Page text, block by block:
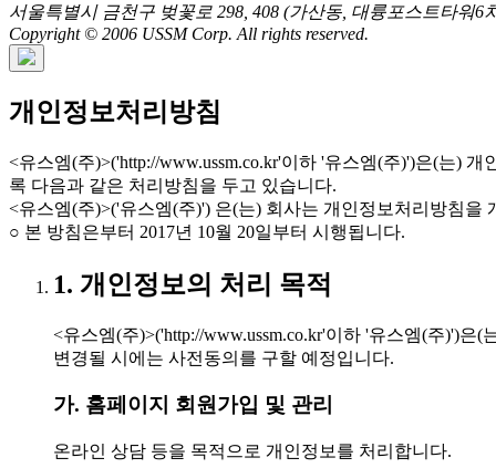
서울특별시 금천구 벚꽃로 298, 408 (가산동, 대륭포스트타워6
Copyright © 2006 USSM Corp. All rights reserved.
개인정보처리방침
<유스엠(주)>('http://www.ussm.co.kr'이하 '유스엠(주)')은(는)
록 다음과 같은 처리방침을 두고 있습니다.
<유스엠(주)>('유스엠(주)') 은(는) 회사는 개인정보처리방침
○ 본 방침은부터 2017년 10월 20일부터 시행됩니다.
1. 개인정보의 처리 목적
<유스엠(주)>('http://www.ussm.co.kr'이하 '유스엠(주)')
변경될 시에는 사전동의를 구할 예정입니다.
가. 홈페이지 회원가입 및 관리
온라인 상담 등을 목적으로 개인정보를 처리합니다.